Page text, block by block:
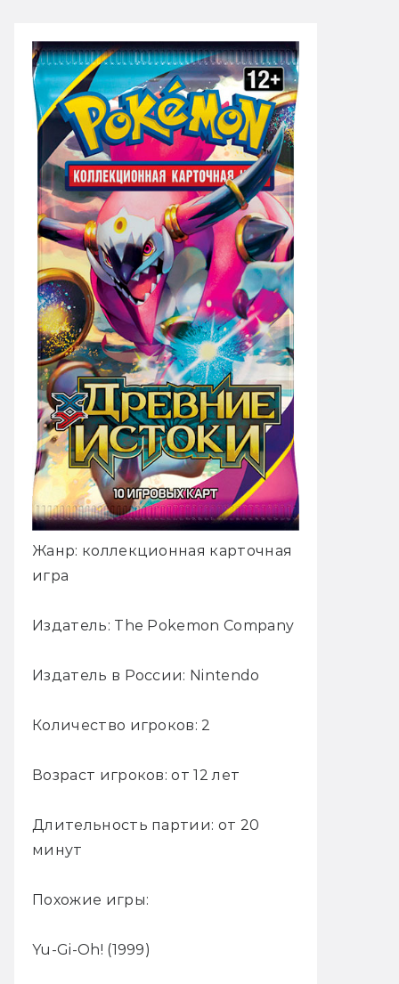
Жанр: коллекционная карточная
игра
Издатель: The Pokemon Company
Издатель в России: Nintendo
Количество игроков: 2
Возраст игроков: от 12 лет
Длительность партии: от 20
минут
Похожие игры:
Yu-Gi-Oh! (1999)